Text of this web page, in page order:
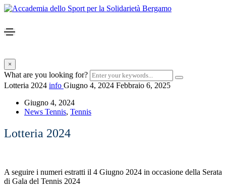
×
What are you looking for?
Lotteria 2024 info Giugno 4, 2024 Febbraio 6, 2025
Giugno 4, 2024
News Tennis, Tennis
Lotteria 2024
A seguire i numeri estratti il 4 Giugno 2024 in occasione della Serata
di Gala del Tennis 2024